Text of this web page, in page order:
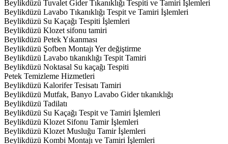
Beylikdüzü Tuvalet Gider Tıkanıklığı Tespiti ve Tamiri İşlemleri
Beylikdüzü Lavabo Tıkanıklığı Tespit ve Tamiri İşlemleri
Beylikdüzü Su Kaçağı Tespiti İşlemleri
Beylikdüzü Klozet sifonu tamiri
Beylikdüzü Petek Yıkanması
Beylikdüzü Şofben Montajı Yer değiştirme
Beylikdüzü Lavabo tıkanıklığı Tespit Tamiri
Beylikdüzü Noktasal Su kaçağı Tespiti
Petek Temizleme Hizmetleri
Beylikdüzü Kalorifer Tesisatı Tamiri
Beylikdüzü Mutfak, Banyo Lavabo Gider tıkanıklığı
Beylikdüzü Tadilatı
Beylikdüzü Su Kaçağı Tespit ve Tamiri İşlemleri
Beylikdüzü Klozet Sifonu Tamir İşlemleri
Beylikdüzü Klozet Musluğu Tamir İşlemleri
Beylikdüzü Kombi Montajı ve Tamiri İşlemleri